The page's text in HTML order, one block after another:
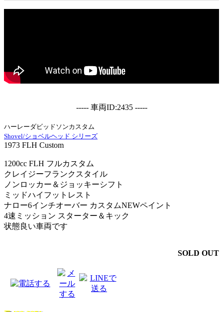
----- 車両ID:2435 -----
ハーレーダビッドソンカスタム
Shovel/ショベルヘッド シリーズ
1973 FLH Custom
1200cc FLH フルカスタム
クレイジーフランクスタイル
ノンロッカー＆ジョッキーシフト
ミッドハイフットレスト
ナロー6インチオーバー カスタムNEWペイント
4速ミッション スターター＆キック
状態良い車両です
SOLD OUT